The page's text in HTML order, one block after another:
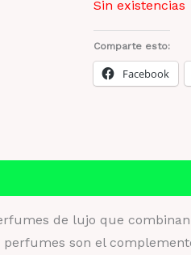
Sin existencias
Comparte esto:
Facebook
de lujo que
son el